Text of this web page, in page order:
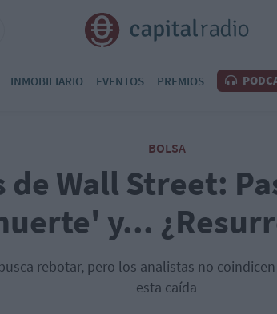
INMOBILIARIO EVENTOS PREMIOS
BOLSA
de Wall Street:
y...
rebotar, pero los analistas no
esta caída